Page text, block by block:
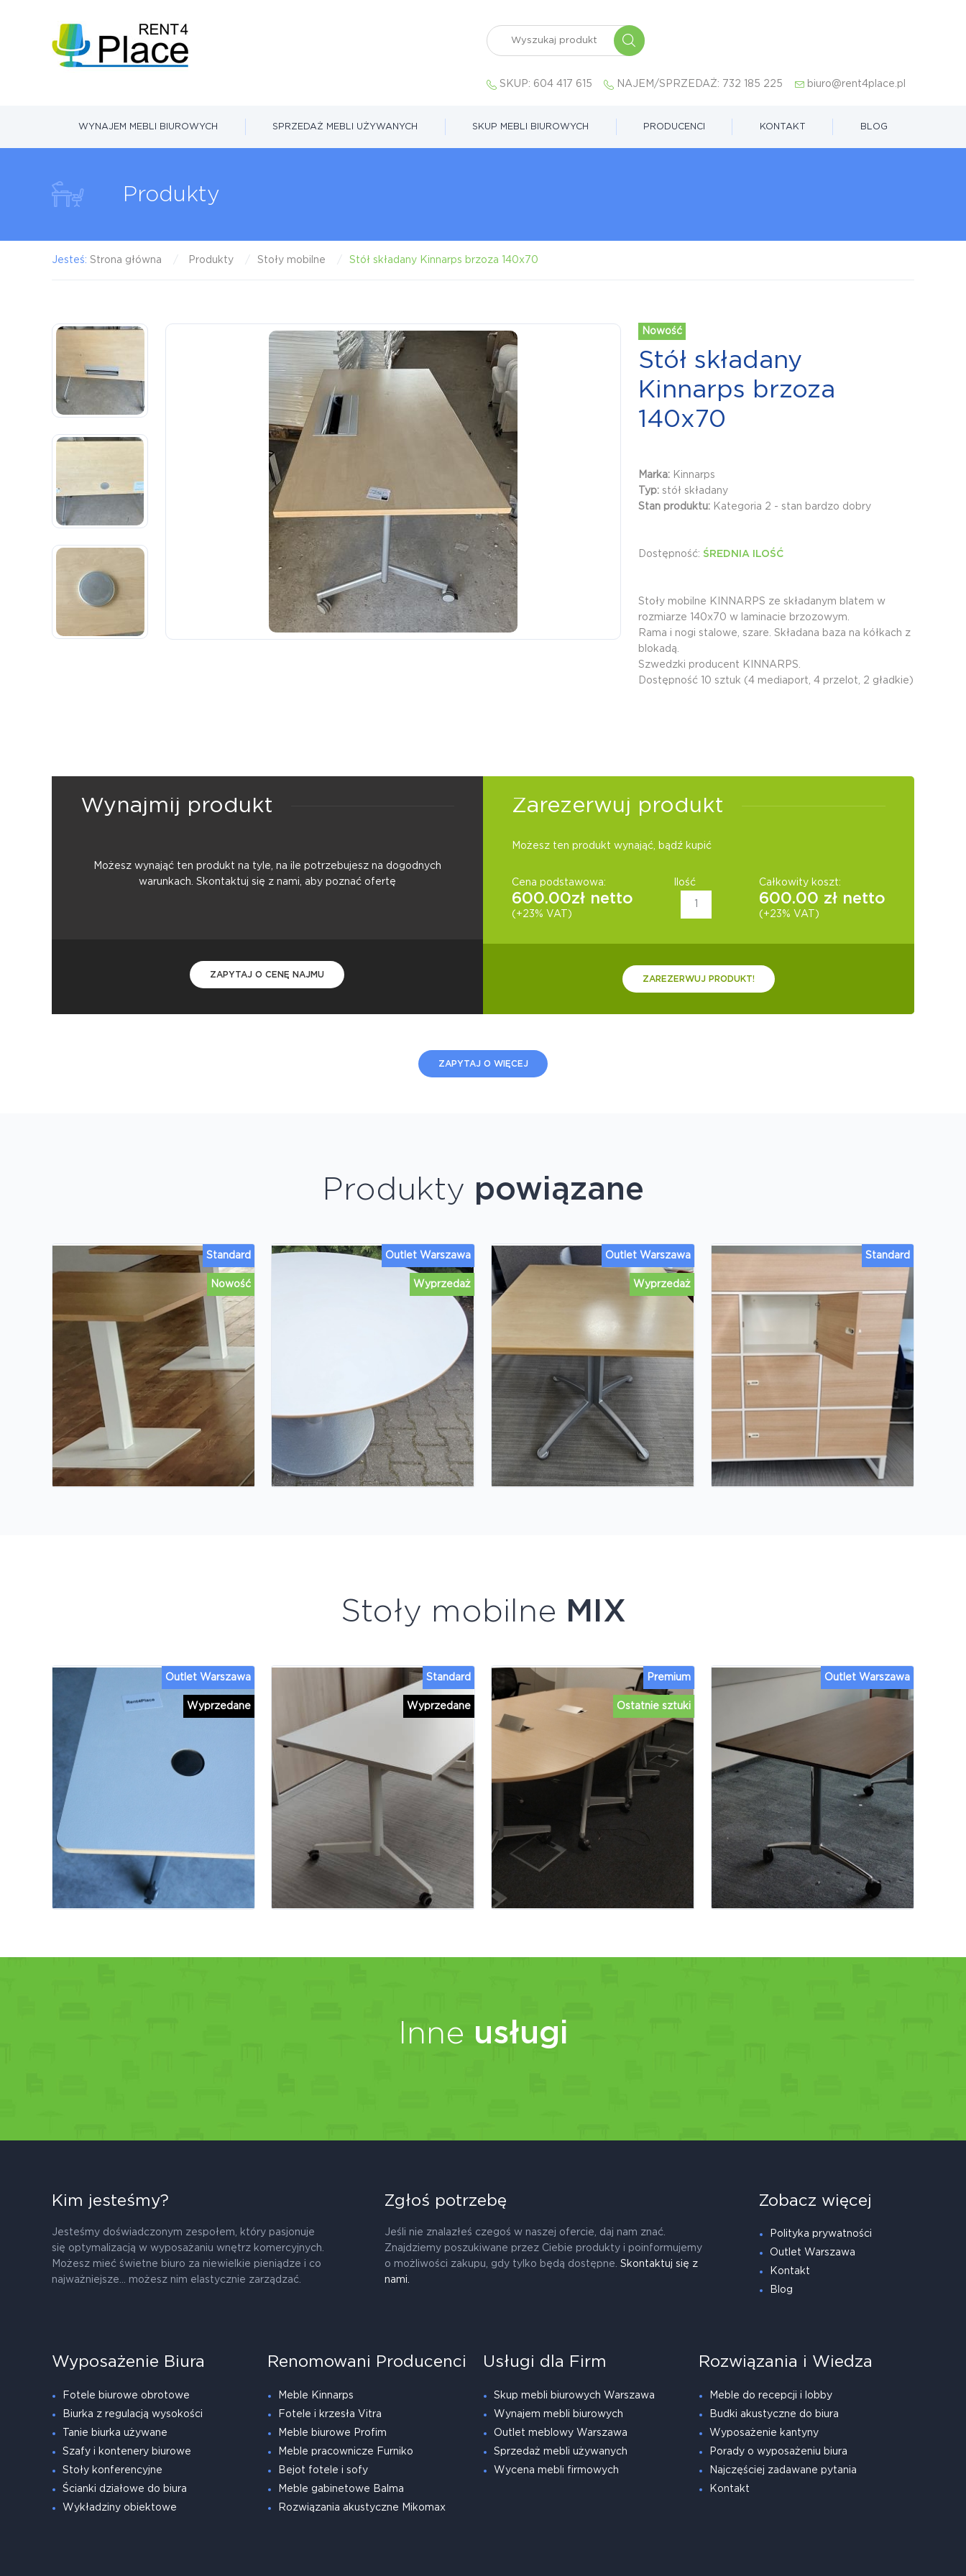
SKUP: 604 417 615 NAJEM/SPRZEDAŻ: 732 185 225 biuro@rent4place.pl
WYNAJEM MEBLI BIUROWYCH SPRZEDAŻ MEBLI UŻYWANYCH SKUP MEBLI BIUROWYCH PRODUCENCI KONTAKT BLOG
Produkty
Jesteś: Strona główna Produkty Stoły mobilne Stół składany Kinnarps brzoza 140x70
Nowość
Stół składany
Kinnarps brzoza
140x70
Marka: Kinnarps
Typ:stół składany
Stan produktu: Kategoria 2 - stan bardzo dobry
Dostępność:ŚREDNIA ILOŚĆ
Stoły mobilne KINNARPS ze składanym blatem w
rozmiarze 140x70 w laminacie brzozowym.
Rama i nogi stalowe, szare. Składana baza na kółkach z
blokadą.
Szwedzki producent KINNARPS.
Dostępność 10 sztuk (4 mediaport, 4 przelot, 2 gładkie)
Wynajmij produkt
Możesz wynająć ten produkt na tyle, na ile potrzebujesz na dogodnych
warunkach. Skontaktuj się z nami, aby poznać ofertę
ZAPYTAJ O CENĘ NAJMU
Zarezerwuj produkt
Możesz ten produkt wynająć, bądź kupić
Cena podstawowa:
600.00zł netto
(+23% VAT)
Ilość Całkowity koszt:
600.00 zł netto
(+23% VAT)
ZAREZERWUJ PRODUKT!
ZAPYTAJ O WIĘCEJ
Produkty powiązane
Nowość
Standard
Wyprzedaż
Outlet Warszawa
Wyprzedaż
Outlet Warszawa Standard
Stoły mobilne MIX
Wyprzedane
Outlet Warszawa
Wyprzedane
Standard
Ostatnie sztuki
Premium Outlet Warszawa
Inne usługi
Kim jesteśmy?
Jesteśmy doświadczonym zespołem, który pasjonuje
się optymalizacją w wyposażaniu wnętrz komercyjnych.
Możesz mieć świetne biuro za niewielkie pieniądze i co
najważniejsze... możesz nim elastycznie zarządzać.
Zgłoś potrzebę
Jeśli nie znalazłeś czegoś w naszej ofercie, daj nam znać.
Znajdziemy poszukiwane przez Ciebie produkty i poinformujemy
o możliwości zakupu, gdy tylko będą dostępne. Skontaktuj się z
nami.
Zobacz więcej
Polityka prywatności
Outlet Warszawa
Kontakt
Blog
Wyposażenie Biura
Fotele biurowe obrotowe
Biurka z regulacją wysokości
Tanie biurka używane
Szafy i kontenery biurowe
Stoły konferencyjne
Ścianki działowe do biura
Wykładziny obiektowe
Renomowani Producenci
Meble Kinnarps
Fotele i krzesła Vitra
Meble biurowe Profim
Meble pracownicze Furniko
Bejot fotele i sofy
Meble gabinetowe Balma
Rozwiązania akustyczne Mikomax
Usługi dla Firm
Skup mebli biurowych Warszawa
Wynajem mebli biurowych
Outlet meblowy Warszawa
Sprzedaż mebli używanych
Wycena mebli firmowych
Rozwiązania i Wiedza
Meble do recepcji i lobby
Budki akustyczne do biura
Wyposażenie kantyny
Porady o wyposażeniu biura
Najczęściej zadawane pytania
Kontakt